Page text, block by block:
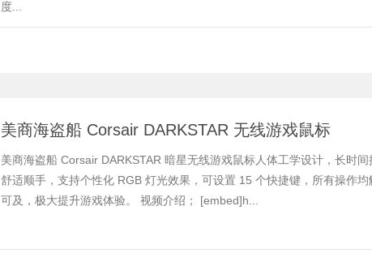
度...
美商海盗船 Corsair DARKSTAR 无线游戏鼠标
美商海盗船 Corsair DARKSTAR 暗星无线游戏鼠标人体工学设计，长时间
舒适顺手，支持个性化 RGB 灯光效果，可设置 15 个快捷键，所有操作均
可及，极大提升游戏体验。 视频介绍； [embed]h...